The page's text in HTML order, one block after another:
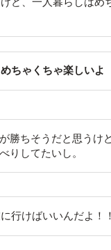
めちゃくちゃ楽しいよ
勝ちそうだと思うけ
りしてたいし。
行けばいいんだよ！